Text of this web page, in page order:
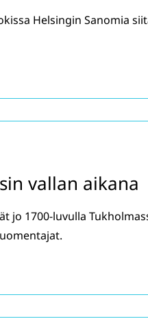
Helsingin Sanomia
vallan aikana
jo 1700-luvulla